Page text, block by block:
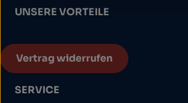
UNSERE VORTEILE
Vertrag widerrufen
SERVICE